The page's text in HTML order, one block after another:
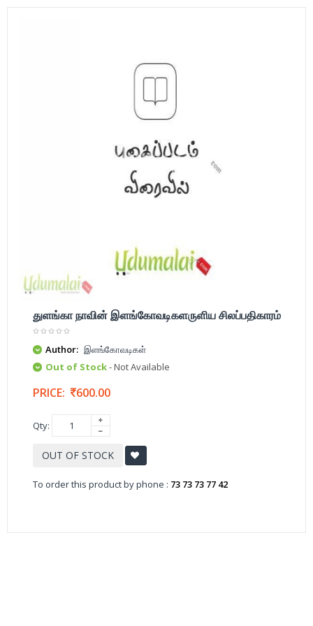
துளங்கா நாவின் இளங்கோவடிகளருளிய சிலப்பதிகாரம்
Author: இளங்கோவடிகள்
Out of Stock- Not Available
PRICE: 600.00
Qty:
OUT OF STOCK
To order this product by phone : 73 73 73 77 42